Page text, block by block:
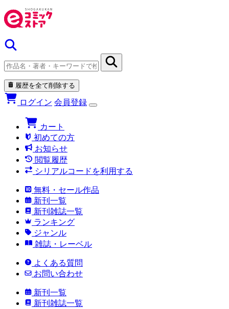
履歴を全て削除する
ログイン 会員登録
カート
初めての方
お知らせ
閲覧履歴
シリアルコードを利用する
無料・セール作品
新刊一覧
新刊雑誌一覧
ランキング
ジャンル
雑誌・レーベル
よくある質問
お問い合わせ
新刊一覧
新刊雑誌一覧